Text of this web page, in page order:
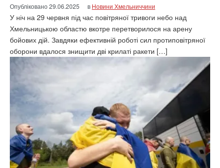
Опубліковано29.06.2025 в Новини Хмельниччини
У ніч на 29 червня під час повітряної тривоги небо над
Хмельницькою областю вкотре перетворилося на арену
бойових дій. Завдяки ефективній роботі сил протиповітряної
оборони вдалося знищити дві крилаті ракети […]